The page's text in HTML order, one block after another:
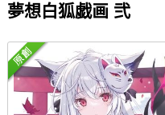
會員功能選單
會員中心
註冊會員
登入
夢想白狐戯画 弐